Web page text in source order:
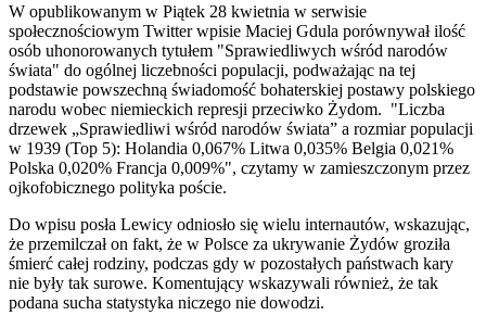
W opublikowanym w Piątek 28 kwietnia w serwisie
społecznościowym Twitter wpisie Maciej Gdula porównywał ilość
osób uhonorowanych tytułem "Sprawiedliwych wśród narodów
świata" do ogólnej liczebności populacji, podważając na tej
podstawie powszechną świadomość bohaterskiej postawy polskiego
narodu wobec niemieckich represji przeciwko Żydom. "Liczba
drzewek „Sprawiedliwi wśród narodów świata” a rozmiar populacji
w 1939 (Top 5): Holandia 0,067% Litwa 0,035% Belgia 0,021%
Polska 0,020% Francja 0,009%", czytamy w zamieszczonym przez
ojkofobicznego polityka poście.
Do wpisu posła Lewicy odniosło się wielu internautów, wskazując,
że przemilczał on fakt, że w Polsce za ukrywanie Żydów groziła
śmierć całej rodziny, podczas gdy w pozostałych państwach kary
nie były tak surowe. Komentujący wskazywali również, że tak
podana sucha statystyka niczego nie dowodzi.